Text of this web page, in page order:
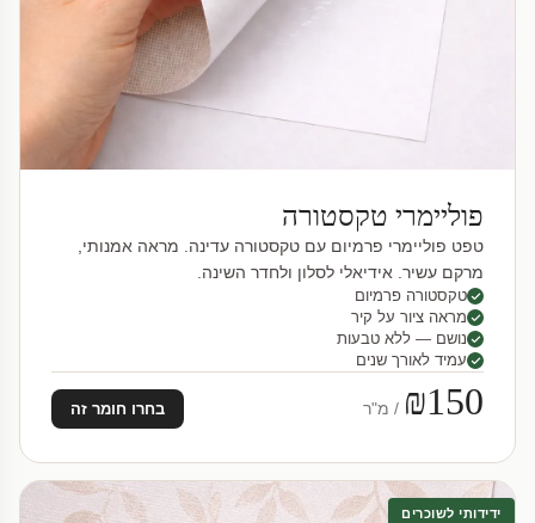
פוליימרי טקסטורה
טפט פוליימרי פרמיום עם טקסטורה עדינה. מראה אמנותי,
מרקם עשיר. אידיאלי לסלון ולחדר השינה.
טקסטורה פרמיום
מראה ציור על קיר
נושם — ללא טבעות
עמיד לאורך שנים
₪150 / מ"ר בחרו חומר זה
ידידותי לשוכרים